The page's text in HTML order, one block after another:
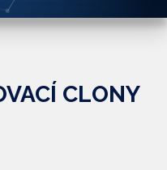
CLONY